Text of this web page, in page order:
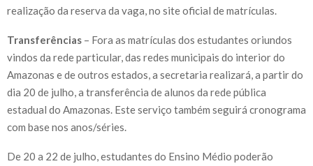
realização da reserva da vaga, no site oficial de matrículas.
Transferências – Fora as matrículas dos estudantes oriundos
vindos da rede particular, das redes municipais do interior do
Amazonas e de outros estados, a secretaria realizará, a partir do
dia 20 de julho, a transferência de alunos da rede pública
estadual do Amazonas. Este serviço também seguirá cronograma
com base nos anos/séries.
De 20 a 22 de julho, estudantes do Ensino Médio poderão